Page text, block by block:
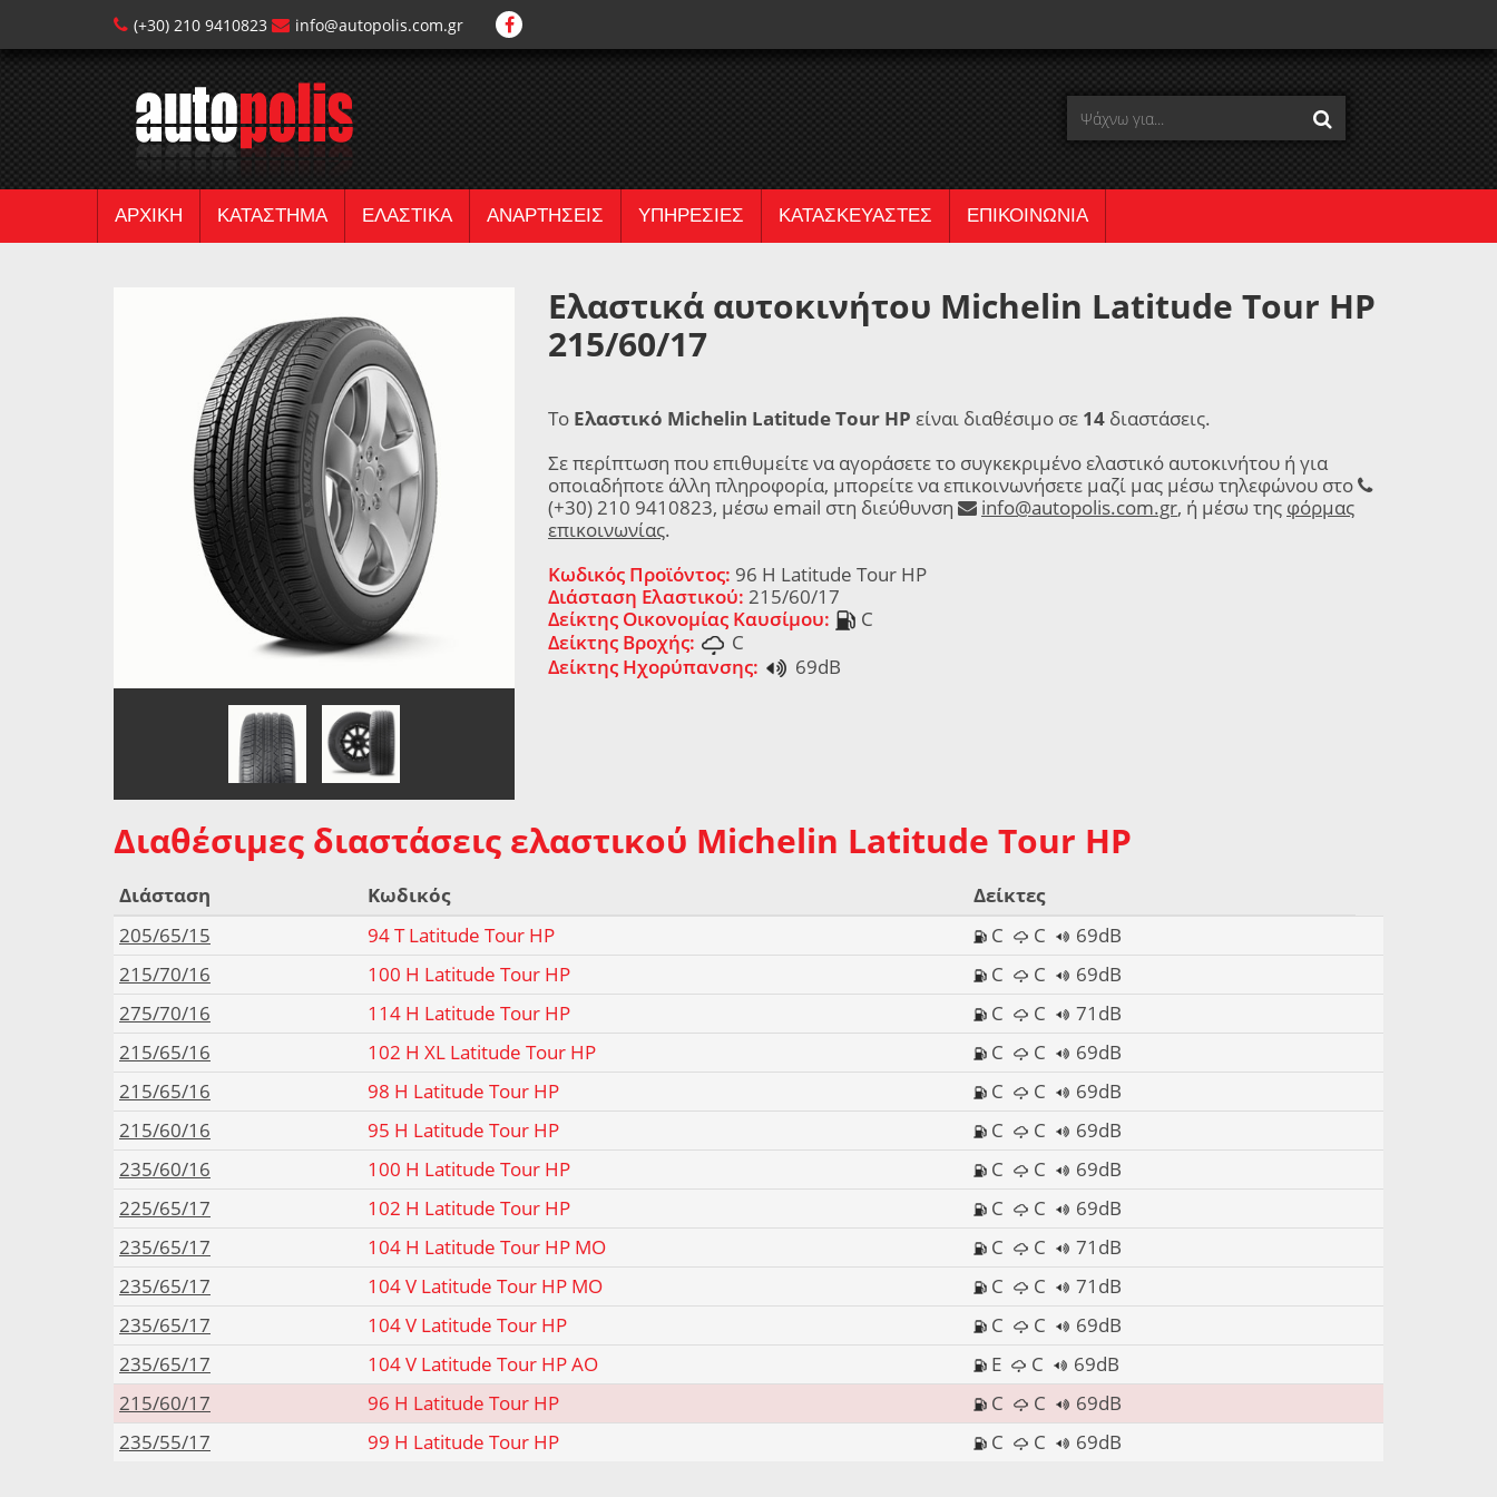
(+30) 210 9410823 info@autopolis.com.gr
ΑΡΧΙΚΗ ΚΑΤΑΣΤΗΜΑ ΕΛΑΣΤΙΚΑ ΑΝΑΡΤΗΣΕΙΣ ΥΠΗΡΕΣΙΕΣ ΚΑΤΑΣΚΕΥΑΣΤΕΣ ΕΠΙΚΟΙΝΩΝΙΑ
Ελαστικά αυτοκινήτου Michelin Latitude Tour HP
215/60/17
Το Ελαστικό Michelin Latitude Tour HP είναι διαθέσιμο σε 14 διαστάσεις.
Σε περίπτωση που επιθυμείτε να αγοράσετε το συγκεκριμένο ελαστικό αυτοκινήτου ή για
οποιαδήποτε άλλη πληροφορία, μπορείτε να επικοινωνήσετε μαζί μας μέσω τηλεφώνου στο
(+30) 210 9410823, μέσω email στη διεύθυνση
info@autopolis.com.gr, ή μέσω της φόρμας
επικοινωνίας.
Κωδικός Προϊόντος: 96 H Latitude Tour HP
Διάσταση Ελαστικού: 215/60/17
Δείκτης Οικονομίας Καυσίμου:
C
Δείκτης Βροχής:
C
Δείκτης Ηχορύπανσης:
69dB
Διαθέσιμες διαστάσεις ελαστικού Michelin Latitude Tour HP
Διάσταση Κωδικός
Δείκτες
205/65/15
94 T Latitude Tour HP C C
69dB
215/70/16
100 H Latitude Tour HP C C
69dB
275/70/16
114 H Latitude Tour HP C C
71dB
215/65/16
102 H XL Latitude Tour HP C C
69dB
215/65/16
98 H Latitude Tour HP C C
69dB
215/60/16
95 H Latitude Tour HP C C
69dB
235/60/16
100 H Latitude Tour HP C C
69dB
225/65/17
102 H Latitude Tour HP C C
69dB
235/65/17
104 H Latitude Tour HP MO C C
71dB
235/65/17
104 V Latitude Tour HP MO C C
71dB
235/65/17
104 V Latitude Tour HP C C
69dB
235/65/17
104 V Latitude Tour HP AO E C
69dB
215/60/17
96 H Latitude Tour HP C C
69dB
235/55/17
99 H Latitude Tour HP C C 69dB